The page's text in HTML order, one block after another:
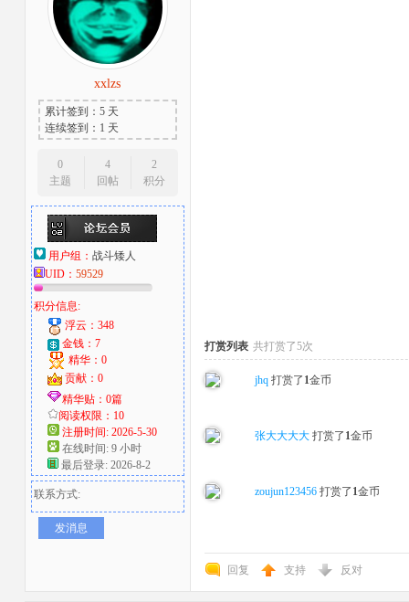
爱
好
xxlzs
累计签到：5 天
连续签到：1 天
0
主题
4
回帖
2
积分
用户组： 战斗矮人
UID： 59529
积分信息:
浮云：348
金钱：7
精华：0
贡献：0
精华贴：0篇
阅读权限：10
注册时间: 2026-5-30
在线时间: 9 小时
最后登录: 2026-8-2
联系方式:
发消息
打赏列表 共打赏了5次
jhq打赏了 1金币
张大大大大打赏了 1金币
zoujun123456打赏了 1金币
回复 支持 反对